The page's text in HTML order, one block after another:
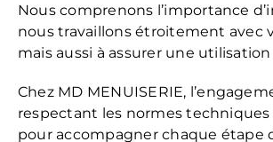
Nous comprenons l’importance
nous travaillons étroitement avec
mais aussi à assurer une
Chez MD MENUISERIE,
respectant les normes techniques
pour accompagner chaque étape